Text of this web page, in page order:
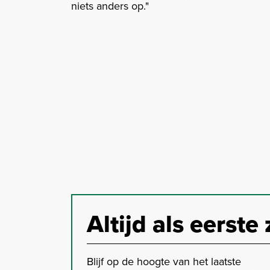
niets anders op."
Altijd als eerste
Blijf op de hoogte van het laatste